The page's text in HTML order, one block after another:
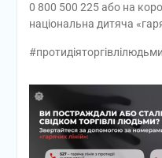
0 800 500 225 або на
національна дитяча